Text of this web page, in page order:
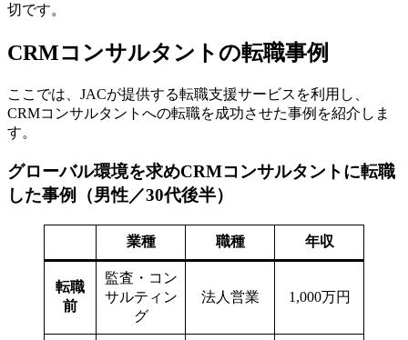
切です。
CRMコンサルタントの転職事例
ここでは、JACが提供する転職支援サービスを利用し、
CRMコンサルタントへの転職を成功させた事例を紹介しま
す。
グローバル環境を求めCRMコンサルタントに転職
した事例（男性／30代後半）
業種 職種 年収
転職
前
監査・コン
サルティン
グ
法人営業 1,000万円